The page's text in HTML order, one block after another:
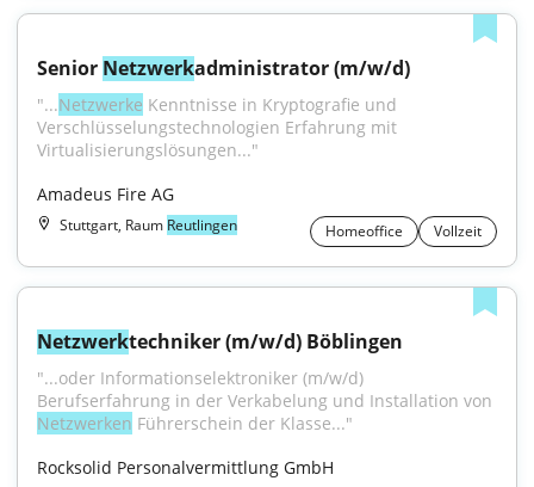
Senior Netzwerkadministrator (m/w/d)
"...Netzwerke Kenntnisse in Kryptografie und
Verschlüsselungstechnologien Erfahrung mit
Virtualisierungslösungen..."
Amadeus Fire AG
Stuttgart, Raum Reutlingen Homeoffice Vollzeit
Netzwerktechniker (m/w/d) Böblingen
"...oder Informationselektroniker (m/w/d)
Netzwerken Führerschein der Klasse..."
Rocksolid Personalvermittlung GmbH